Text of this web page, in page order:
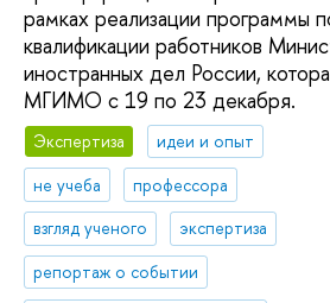
рамках реализации программы
квалификации работников
иностранных дел России,
МГИМО с 19 по 23 декабря.
Экспертиза
идеи и опыт
не учеба
профессора
взгляд ученого
экспертиза
репортаж о событии